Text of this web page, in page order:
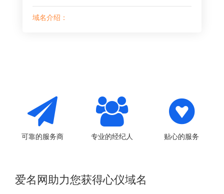
域名介绍：
可靠的服务商 专业的经纪人 贴心的服务
爱名网助力您获得心仪域名